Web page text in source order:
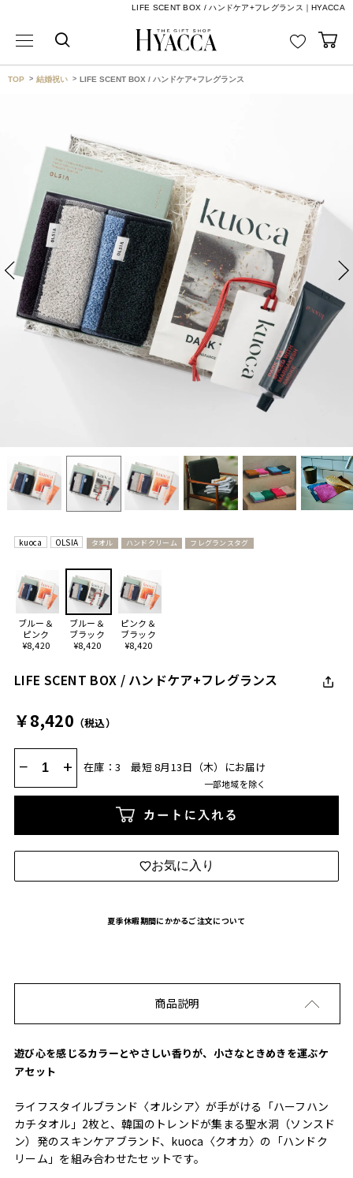
LIFE SCENT BOX / ハンドケア+フレグランス｜HYACCA
TOP 結婚祝い LIFE SCENT BOX / ハンドケア+フレグランス
kuoca OLSIA タオル ハンドクリーム フレグランスタグ
ブルー＆
ピンク
¥8,420
ブルー＆
ブラック
¥8,420
ピンク＆
ブラック
¥8,420
LIFE SCENT BOX / ハンドケア+フレグランス
￥8,420 （税込）
− + 在庫：3 最短 8月13日（木）にお届け
一部地域を除く
カートに入れる
お気に入り
夏季休暇期間にかかるご注文について
商品説明
遊び心を感じるカラーとやさしい香りが、小さなときめきを運ぶケ
アセット
ライフスタイルブランド〈オルシア〉が手がける「ハーフハン
カチタオル」2枚と、韓国のトレンドが集まる聖水洞（ソンスド
ン）発のスキンケアブランド、kuoca〈クオカ〉の「ハンドク
リーム」を組み合わせたセットです。